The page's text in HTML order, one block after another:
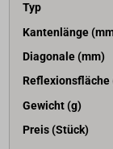
Typ
Kantenlänge
Diagonale (mm)
Reflexionsfläche
Gewicht (g)
Preis (Stück)